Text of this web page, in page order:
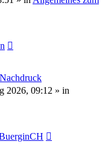
2026, 09:12 » in